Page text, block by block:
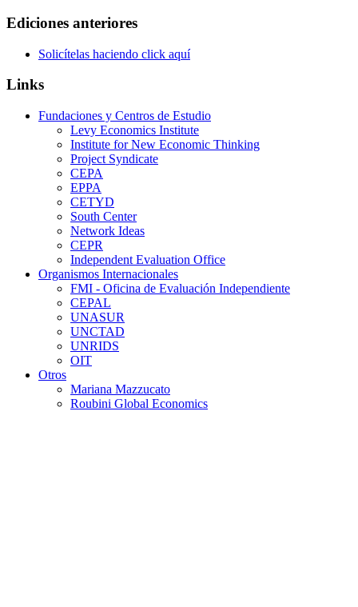
Ediciones anteriores
Solicítelas haciendo click aquí
Links
Fundaciones y Centros de Estudio
Levy Economics Institute
Institute for New Economic Thinking
Project Syndicate
CEPA
EPPA
CETYD
South Center
Network Ideas
CEPR
Independent Evaluation Office
Organismos Internacionales
FMI - Oficina de Evaluación Independiente
CEPAL
UNASUR
UNCTAD
UNRIDS
OIT
Otros
Mariana Mazzucato
Roubini Global Economics